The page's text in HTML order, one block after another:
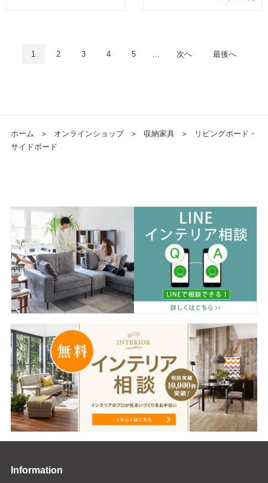
1 2 3 4 5 次へ 最後へ
ホーム ＞ オンラインショップ ＞ 収納家具 ＞
リビングボード・
サイドボード
Information